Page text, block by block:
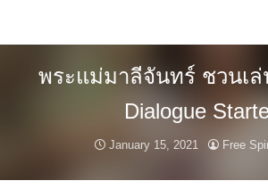
พระแม่มาลีจันทร์ ชวนเล่
Dialogue
January 15, 2021 Free